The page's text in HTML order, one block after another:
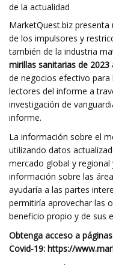
de la actualidad
MarketQuest.biz
de los impulsores y
también de la industria
mirillas sanitarias de 2023
de negocios efectivo
lectores del informe a
investigación de
informe.
La información sobre el
utilizando datos
mercado global y
información sobre las
ayudaría a las partes
permitiría aprovechar las
beneficio propio y de sus
Obtenga acceso a
Covid-19: https://